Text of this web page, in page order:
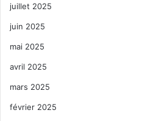
juillet 2025
juin 2025
mai 2025
avril 2025
mars 2025
février 2025